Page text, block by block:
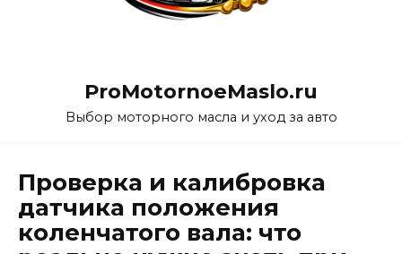
ProMotornoeMaslo.ru
Выбор моторного масла и уход за авто
Проверка и калибровка
датчика положения
коленчатого вала: что